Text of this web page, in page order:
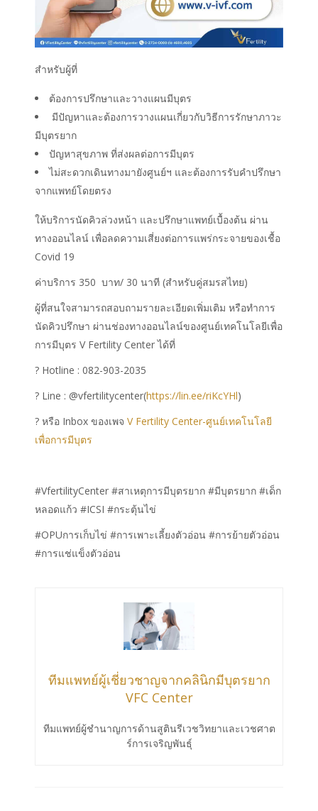
สำหรับผู้ที่
ต้องการปรึกษาและวางแผนมีบุตร
มีปัญหาและต้องการวางแผนเกี่ยวกับวิธีการรักษาภาวะ
มีบุตรยาก
ปัญหาสุขภาพ ที่ส่งผลต่อการมีบุตร
ไม่สะดวกเดินทางมายังศูนย์ฯ และต้องการรับคำปรึกษา
จากแพทย์โดยตรง
ให้บริการนัดคิวล่วงหน้า และปรึกษาแพทย์เบื้องต้น ผ่าน
ทางออนไลน์ เพื่อลดความเสี่ยงต่อการแพร่กระจายของเชื้อ
Covid 19
ค่าบริการ 350 บาท/ 30 นาที (สำหรับคู่สมรสไทย)
ผู้ที่สนใจสามารถสอบถามรายละเอียดเพิ่มเติม หรือทำการ
นัดคิวปรึกษา ผ่านช่องทางออนไลน์ของศูนย์เทคโนโลยีเพื่อ
การมีบุตร V Fertility Center ได้ที่
? Hotline : 082-903-2035
? Line : @vfertilitycenter(https://lin.ee/riKcYHl)
? หรือ Inbox ของเพจ V Fertility Center-ศูนย์เทคโนโลยี
เพื่อการมีบุตร
#VfertilityCenter #สาเหตุการมีบุตรยาก #มีบุตรยาก #เด็ก
หลอดแก้ว #ICSI #กระตุ้นไข่
#OPUการเก็บไข่ #การเพาะเลี้ยงตัวอ่อน #การย้ายตัวอ่อน
#การแช่แข็งตัวอ่อน
ทีมแพทย์ผู้เชี่ยวชาญจากคลินิกมีบุตรยาก
VFC Center
ทีมแพทย์ผู้ชำนาญการด้านสูตินรีเวชวิทยาและเวชศาต
ร์การเจริญพันธ์ุ